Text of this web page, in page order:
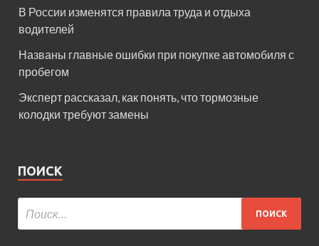
В России изменятся правила труда и отдыха
водителей
Названы главные ошибки при покупке автомобиля с
пробегом
Эксперт рассказал, как понять, что тормозные
колодки требуют замены
ПОИСК